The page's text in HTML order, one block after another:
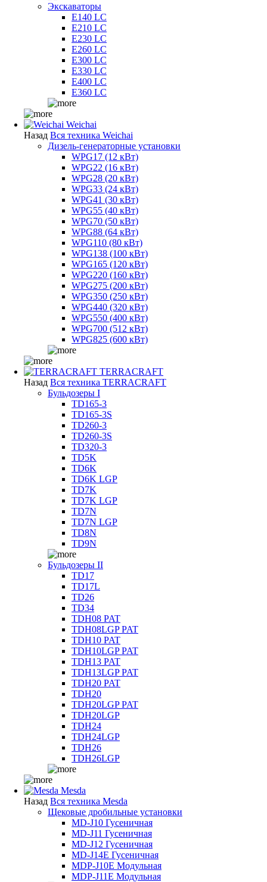
Экскаваторы
E140 LC
E210 LC
E230 LC
E260 LC
E300 LC
E330 LC
E400 LC
E360 LC
Weichai
Назад Вся техника Weichai
Дизель-генераторные установки
WPG17 (12 кВт)
WPG22 (16 кВт)
WPG28 (20 кВт)
WPG33 (24 кВт)
WPG41 (30 кВт)
WPG55 (40 кВт)
WPG70 (50 кВт)
WPG88 (64 кВт)
WPG110 (80 кВт)
WPG138 (100 кВт)
WPG165 (120 кВт)
WPG220 (160 кВт)
WPG275 (200 кВт)
WPG350 (250 кВт)
WPG440 (320 кВт)
WPG550 (400 кВт)
WPG700 (512 кВт)
WPG825 (600 кВт)
TERRACRAFT
Назад Вся техника TERRACRAFT
Бульдозеры I
TD165-3
TD165-3S
TD260-3
TD260-3S
TD320-3
TD5K
TD6K
TD6K LGP
TD7K
TD7K LGP
TD7N
TD7N LGP
TD8N
TD9N
Бульдозеры II
TD17
TD17L
TD26
TD34
TDH08 PAT
TDH08LGP PAT
TDH10 PAT
TDH10LGP PAT
TDH13 PAT
TDH13LGP PAT
TDH20 PAT
TDH20
TDH20LGP PAT
TDH20LGP
TDH24
TDH24LGP
TDH26
TDH26LGP
Mesda
Назад Вся техника Mesda
Щековые дробильные установки
MD-J10 Гусеничная
MD-J11 Гусеничная
MD-J12 Гусеничная
MD-J14E Гусеничная
MDP-J10E Модульная
MDP-J11E Модульная